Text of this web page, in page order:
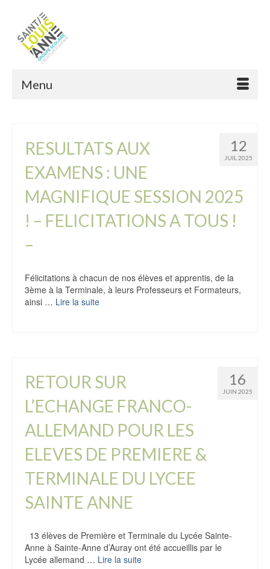
Menu
12
JUIL 2025
RESULTATS AUX
EXAMENS : UNE
MAGNIFIQUE SESSION 2025
! – FELICITATIONS A TOUS !
–
Félicitations à chacun de nos élèves et apprentis, de la
3ème à la Terminale, à leurs Professeurs et Formateurs,
ainsi … Lire la suite
16
JUIN 2025
RETOUR SUR
L’ECHANGE FRANCO-
ALLEMAND POUR LES
ELEVES DE PREMIERE &
TERMINALE DU LYCEE
SAINTE ANNE
13 élèves de Première et Terminale du Lycée Sainte-
Anne à Sainte-Anne d’Auray ont été accueillis par le
Lycée allemand … Lire la suite